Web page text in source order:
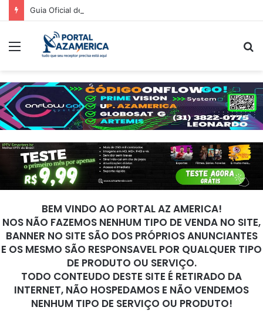
Guia Oficial de Recuperação do LED Vermelho
BEM VINDO AO PORTAL AZ AMERICA!
NOS NÃO FAZEMOS NENHUM TIPO DE VENDA NO SITE,
BANNER NO SITE SÃO DOS PRÓPRIOS ANUNCIANTES
E OS MESMO SÃO RESPONSAVEL POR QUALQUER TIPO
DE PRODUTO OU SERVIÇO.
TODO CONTEUDO DESTE SITE É RETIRADO DA
INTERNET, NÃO HOSPEDAMOS E NÃO VENDEMOS
NENHUM TIPO DE SERVIÇO OU PRODUTO!